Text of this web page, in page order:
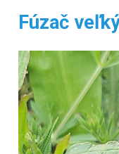
Fúzač